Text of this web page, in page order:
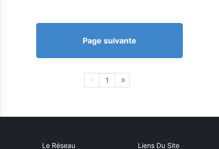
Page suivante
1
Le Réseau Liens Du Site